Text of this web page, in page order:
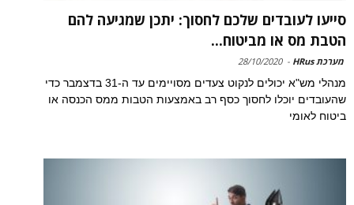
סייעו לעובדים שלכם לחסוך: יתכן שמגיעה להם
הטבת מס או מביטוח...
מערכת HRus -
28/10/2020
מנהלי מש"א יכולים לנקוט צעדים מסויימים עד ה-31 בדצמבר כדי
שהעובדים יוכלו לחסוך כסף רב באמצעות הטבות ממס הכנסה או
ביטוח לאומי